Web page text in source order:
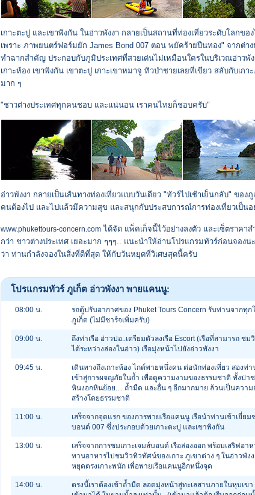
เกาะตะปู และเขาพิงกัน ในอ่าวพังงา กลายเป็นสถานที่ท่องเที่ยวระดับโลกขอ
เพราะ ภาพยนตร์ฟอร์มยัก James Bond 007 ตอน พยัคร้ายปืนทอง" จากต่าง
ทำฉากสำคัญ ประกอบกับภูมิประเทศที่สวยเด่นไม่เหมือนใครในบริเวณอ่าวพั
เกาะห้อง เขาพิงกัน เขาตะปู เกาะเขาหมาจู ทิวป่าชายเลยที่เขียว สลับกับเกา
มาก ๆ
"ชาวต่างประเทศทุกคนชอบ และแน่นอน เราคนไทยก็ชอบครับ"
อ่าวพังงา กลายเป็นเส้นทางท่องเที่ยวแบบวันเดียว "ทัวร์ไปเช้าเย็นกลับ" ขอ
คนต้องไป และไปแล้วมีความสุข และสนุกกับประสบการณ์การท่องเที่ยวเป็นอ
www.phukettours-concern.com ได้จัด แพ็คเก็จนี้ไว้อย่างลงตัว และเซ็ตราคา
กว่า ชาวต่างประเทศ เยอะมาก ๆๆๆ.. แนะนำให้อ่านโปรแกรมทัวร์ก่อนจองน
ว่า ท่านกำลังจองในสิ่งที่ดีที่สุด ให้กับวันหยุดที่วิเศษสุดนี้ครับ
โปรแกรมทัวร์ ภูเก็ต อ่าวพังงา พายแคนนู:
08:00 น.
รถตู้ปรับอากาศของ Phuket Tours Concern รับท่านจากทุก
ภูเก็ต (ไม่มีชาร์จเพิ่มครับ)
09:00 น.
ถึงท่าเรือ อ่าวปอ..เตรียมตัวลงเรือ Escort (เรือที่สามารถ ช
ได้ระหว่างล่องในอ่าว) เรือมุ่งหน้าไปยังอ่าวพังงา
09:45 น.
เดินทางถึงเกาะห้อง ไกด์พายหนึ่งคน ต่อนักท่องเที่ยว สองท่
เข้าสู่การผจญภัยในถ้ำ เพื่อดูความงามของธรรมชาติ ทั้งป่า
หินงอกหินย้อย.... ถ้ำมืด และอื่น ๆ อีกมากมาย ล้วนเป็นความ
สร้างโดยธรรมชาติ
11:00 น.
เสร็จจากจุดแรก ของการพายเรือแคนนู เรือนำท่านเข้าเยี่ยม
บอนด์ 007 ซึ่งประกอบด้วยเกาะตะปู และเขาพิงกัน
13:00 น.
เสร็จจากการชมเกาะเจมส์บอนด์ เรือล่องออก พร้อมเสริฟอาห
ทานอาหารไปชมวิวทิวทัศน์ของเกาะ ภูเขาต่าง ๆ ในอ่าวพัง
หยุดตรงเกาะพนัก เพื่อพายเรือแคนนูอีกหนึ่งจุด
14:00 น.
ตรงนี้เราต้องเข้าถ้ำมืด ลอดมุ่งหน้าสู่ทะเลสาบภายในหุบเข